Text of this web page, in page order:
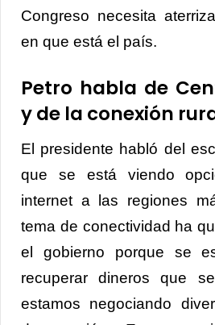
Congreso necesita
en que está el país.
Petro habla de
y de la conexión
El presidente habló del
que se está viendo
internet a las regiones
tema de conectividad ha
el gobierno porque se
recuperar dineros que
estamos negociando